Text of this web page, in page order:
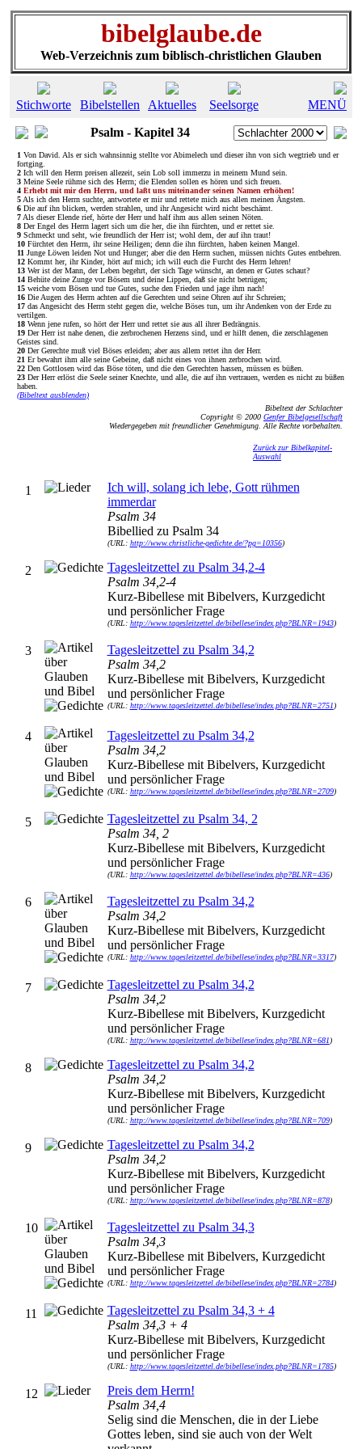
bibelglaube.de
Web-Verzeichnis zum biblisch-christlichen Glauben
Stichworte Bibelstellen Aktuelles Seelsorge
MENÜ
Psalm - Kapitel 34
1 Von David. Als er sich wahnsinnig stellte vor Abimelech und dieser ihn von sich wegtrieb und er
fortging.
2 Ich will den Herrn preisen allezeit, sein Lob soll immerzu in meinem Mund sein.
3 Meine Seele rühme sich des Herrn; die Elenden sollen es hören und sich freuen.
4 Erhebt mit mir den Herrn, und laßt uns miteinander seinen Namen erhöhen!
5 Als ich den Herrn suchte, antwortete er mir und rettete mich aus allen meinen Ängsten.
6 Die auf ihn blicken, werden strahlen, und ihr Angesicht wird nicht beschämt.
7 Als dieser Elende rief, hörte der Herr und half ihm aus allen seinen Nöten.
8 Der Engel des Herrn lagert sich um die her, die ihn fürchten, und er rettet sie.
9 Schmeckt und seht, wie freundlich der Herr ist; wohl dem, der auf ihn traut!
10 Fürchtet den Herrn, ihr seine Heiligen; denn die ihn fürchten, haben keinen Mangel.
11 Junge Löwen leiden Not und Hunger; aber die den Herrn suchen, müssen nichts Gutes entbehren.
12 Kommt her, ihr Kinder, hört auf mich; ich will euch die Furcht des Herrn lehren!
13 Wer ist der Mann, der Leben begehrt, der sich Tage wünscht, an denen er Gutes schaut?
14 Behüte deine Zunge vor Bösem und deine Lippen, daß sie nicht betrügen;
15 weiche vom Bösen und tue Gutes, suche den Frieden und jage ihm nach!
16 Die Augen des Herrn achten auf die Gerechten und seine Ohren auf ihr Schreien;
17 das Angesicht des Herrn steht gegen die, welche Böses tun, um ihr Andenken von der Erde zu
vertilgen.
18 Wenn jene rufen, so hört der Herr und rettet sie aus all ihrer Bedrängnis.
19 Der Herr ist nahe denen, die zerbrochenen Herzens sind, und er hilft denen, die zerschlagenen
Geistes sind.
20 Der Gerechte muß viel Böses erleiden; aber aus allem rettet ihn der Herr.
21 Er bewahrt ihm alle seine Gebeine, daß nicht eines von ihnen zerbrochen wird.
22 Den Gottlosen wird das Böse töten, und die den Gerechten hassen, müssen es büßen.
23 Der Herr erlöst die Seele seiner Knechte, und alle, die auf ihn vertrauen, werden es nicht zu büßen
haben.
(Bibeltext ausblenden)
Bibeltext der Schlachter
Copyright © 2000 Genfer Bibelgesellschaft
Wiedergegeben mit freundlicher Genehmigung. Alle Rechte vorbehalten.
Zurück zur Bibelkapitel-
Auswahl
1
Ich will, solang ich lebe, Gott rühmen
immerdar
Psalm 34
Bibellied zu Psalm 34
(URL: http://www.christliche-gedichte.de/?pg=10356)
2
Tagesleitzettel zu Psalm 34,2-4
Psalm 34,2-4
Kurz-Bibellese mit Bibelvers, Kurzgedicht
und persönlicher Frage
(URL: http://www.tagesleitzettel.de/bibellese/index.php?BLNR=1943)
3
Tagesleitzettel zu Psalm 34,2
Psalm 34,2
Kurz-Bibellese mit Bibelvers, Kurzgedicht
und persönlicher Frage
(URL: http://www.tagesleitzettel.de/bibellese/index.php?BLNR=2751)
4
Tagesleitzettel zu Psalm 34,2
Psalm 34,2
Kurz-Bibellese mit Bibelvers, Kurzgedicht
und persönlicher Frage
(URL: http://www.tagesleitzettel.de/bibellese/index.php?BLNR=2709)
5
Tagesleitzettel zu Psalm 34, 2
Psalm 34, 2
Kurz-Bibellese mit Bibelvers, Kurzgedicht
und persönlicher Frage
(URL: http://www.tagesleitzettel.de/bibellese/index.php?BLNR=436)
6
Tagesleitzettel zu Psalm 34,2
Psalm 34,2
Kurz-Bibellese mit Bibelvers, Kurzgedicht
und persönlicher Frage
(URL: http://www.tagesleitzettel.de/bibellese/index.php?BLNR=3317)
7
Tagesleitzettel zu Psalm 34,2
Psalm 34,2
Kurz-Bibellese mit Bibelvers, Kurzgedicht
und persönlicher Frage
(URL: http://www.tagesleitzettel.de/bibellese/index.php?BLNR=681)
8
Tagesleitzettel zu Psalm 34,2
Psalm 34,2
Kurz-Bibellese mit Bibelvers, Kurzgedicht
und persönlicher Frage
(URL: http://www.tagesleitzettel.de/bibellese/index.php?BLNR=709)
9
Tagesleitzettel zu Psalm 34,2
Psalm 34,2
Kurz-Bibellese mit Bibelvers, Kurzgedicht
und persönlicher Frage
(URL: http://www.tagesleitzettel.de/bibellese/index.php?BLNR=878)
10
Tagesleitzettel zu Psalm 34,3
Psalm 34,3
Kurz-Bibellese mit Bibelvers, Kurzgedicht
und persönlicher Frage
(URL: http://www.tagesleitzettel.de/bibellese/index.php?BLNR=2784)
11
Tagesleitzettel zu Psalm 34,3 + 4
Psalm 34,3 + 4
Kurz-Bibellese mit Bibelvers, Kurzgedicht
und persönlicher Frage
(URL: http://www.tagesleitzettel.de/bibellese/index.php?BLNR=1785)
12
Preis dem Herrn!
Psalm 34,4
Selig sind die Menschen, die in der Liebe
Gottes leben, sind sie auch von der Welt